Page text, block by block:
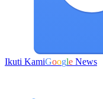
Ikuti KamiGoogle News